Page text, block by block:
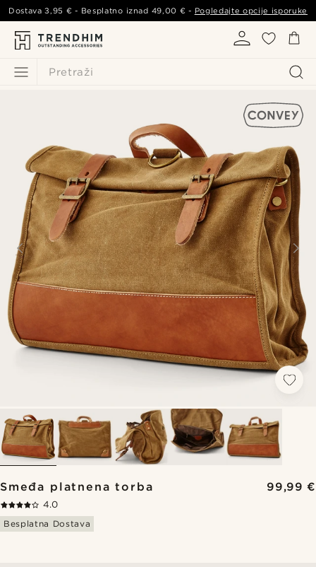
Pretraži
Dostava3,95 € - Besplatno iznad 49,00 € - Pogledajte opcije isporuke
Smeđa platnena torba 99,99 €
4.0
Besplatna Dostava